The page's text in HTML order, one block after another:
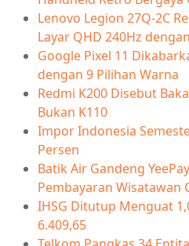
Lenovo Legion 27Q-2C
Layar QHD 240Hz
Google Pixel 11
dengan 9 Pilihan Warna
Redmi K200 Disebut
Bukan K110
Impor Indonesia
Persen
Batik Air Gandeng
Pembayaran Wisatawan
IHSG Ditutup Menguat
6.409,65